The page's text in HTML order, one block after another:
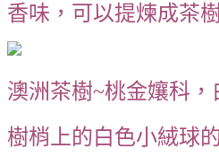
香味，可以提煉成茶
澳洲茶樹~桃金孃科，
樹梢上的白色小絨球